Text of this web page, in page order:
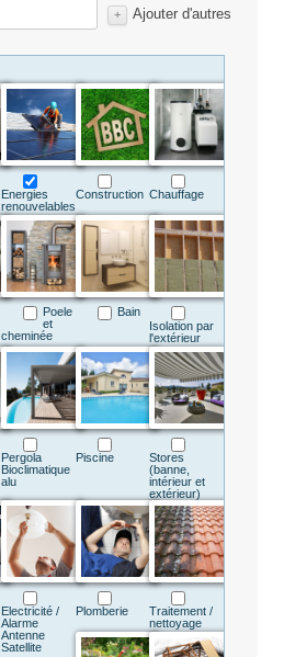
Ajouter d'autres
Energies
renouvelables
Construction Chauffage
Poele
et
cheminée
Bain
Isolation par
l'extérieur
Pergola
Bioclimatique
alu
Piscine
Stores
(banne,
intérieur et
extérieur)
Electricité /
Alarme
Antenne
Satellite
Plomberie
Traitement /
nettoyage